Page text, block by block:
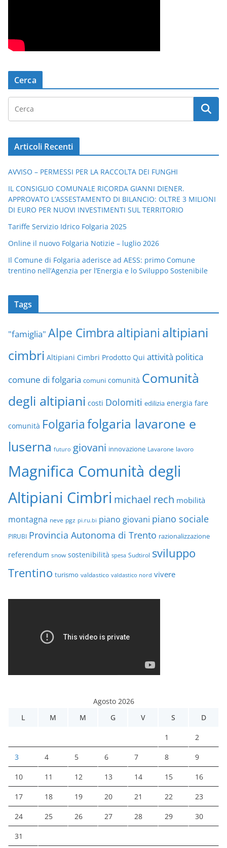
Cerca
Articoli Recenti
AVVISO – PERMESSI PER LA RACCOLTA DEI FUNGHI
IL CONSIGLIO COMUNALE RICORDA GIANNI DIENER.
APPROVATO L’ASSESTAMENTO DI BILANCIO: OLTRE 3 MILIONI
DI EURO PER NUOVI INVESTIMENTI SUL TERRITORIO
Tariffe Servizio Idrico Folgaria 2025
Online il nuovo Folgaria Notizie – luglio 2026
Il Comune di Folgaria aderisce ad AESS: primo Comune
trentino nell’Agenzia per l’Energia e lo Sviluppo Sostenibile
Tags
"famiglia" Alpe Cimbra altipiani altipiani
cimbri Altipiani Cimbri Prodotto Qui attività politica
comune di folgaria comuni comunità Comunità
degli altipiani costi Dolomiti edilizia energia fare
comunità Folgariafolgaria lavarone e
luserna futuro giovani innovazione Lavarone lavoro
Magnifica Comunità degli
Altipiani Cimbri michael rech mobilità
montagna neve pgz pi.ru.bi piano giovani piano sociale
PIRUBI Provincia Autonoma di Trento razionalizzazione
referendum snow sostenibilità spesa Sudtirol sviluppo
Trentino turismo valdastico valdastico nord vivere
Agosto 2026
L
M M G V S D
1 2
3 4 5 6 7 8 9
10 11 12 13 14 15 16
17 18 19 20 21 22 23
24 25 26 27 28 29 30
31